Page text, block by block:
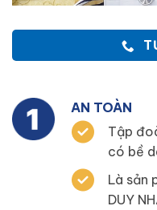
AN TOÀN
Tập
có bề
Là sản
DUY